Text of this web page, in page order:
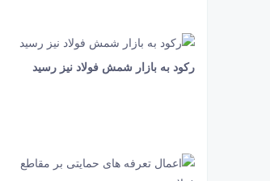
17 ثانیه
1371
رکود به بازار شمش فولاد نیز رسید